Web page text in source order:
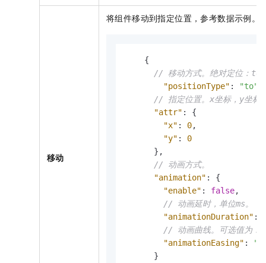
移动
将组件移动到指定位置，参考数据示例。
{
// 移动方式。绝对定位：to
"positionType" : "to"
// 指定位置。x坐标，y坐标
"attr" :
{
"x" : 0,
"y" :
0
} ,
// 动画方式。
"animation" :
{
"enable" : false,
// 动画延时，单位ms。
"animationDuration" :
// 动画曲线。可选值为
"animationEasing" :
}